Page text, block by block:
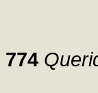
774